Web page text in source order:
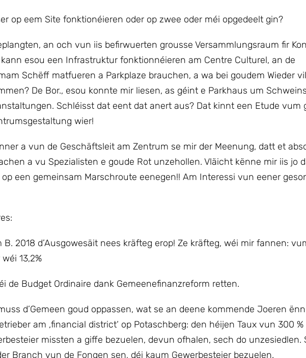
op eem Site fonktionéieren oder op zwee oder méi opgedeelt gin?
an och vun iis befirwuerten grousse Versammlungsraum fir
esou een Infrastruktur fonktionnéieren am Centre Culturel, an de
Schëff matfueren a Parkplaze brauchen, a wa bei goudem Wieder
De Bor., esou konnte mir liesen, as géint e Parkhaus um
Schléisst dat eent dat anert aus? Dat kinnt een Etude vum
wier!
a vun de Geschäftsleit am Zentrum se mir der Meenung, datt et
a vu Spezialisten e goude Rot unzehollen. Vläicht kënne mir iis jo
een gemeinsam Marschroute eenegen!! Am Interessi vun eener
B. 2018 d’Ausgowesäit nees kräfteg erop! Ze kräfteg, wéi mir fannen:
13,2%
de Budget Ordinaire dank Gemeenefinanzreform retten.
d’Gemeen goud oppassen, wat se an deene kommende Joeren
am ‚financial district‘ op Potaschberg: den héijen Taux vun 300
missten a giffe bezuelen, devun ofhalen, sech do unzesiedlen.
Branch vun de Fongen sen, déi kaum Gewerbesteier bezuelen.